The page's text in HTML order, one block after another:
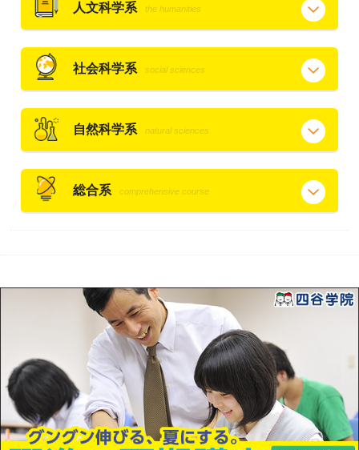
人文科学系 the humanities
社会科学系 social sciences
自然科学系 natural sciences
総合系 comprehensive course